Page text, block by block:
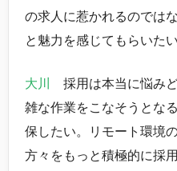
の求人に惹かれるのでは
と魅力を感じてもらいた
大川
採用は本当に悩み
雑な作業をこなそうとな
保したい。リモート環境
方々をもっと積極的に採